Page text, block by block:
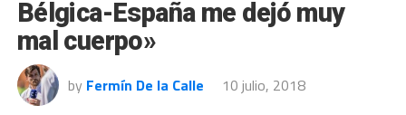
Bélgica-España me dejó muy
mal cuerpo»
by Fermín De la Calle 10 julio, 2018